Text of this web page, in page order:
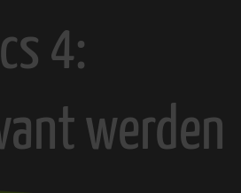
4:
werden